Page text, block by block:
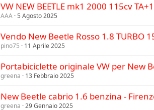
VW NEW BEETLE mk1 2000 115cv
AAA 5 Agosto 2025
Vendo New Beetle Rosso 1.8 TURBO
pino75 11 Aprile 2025
Portabiciclette originale VW per New
greena 13 Febbraio 2025
New Beetle cabrio 1.6 benzina -
greena 29 Gennaio 2025